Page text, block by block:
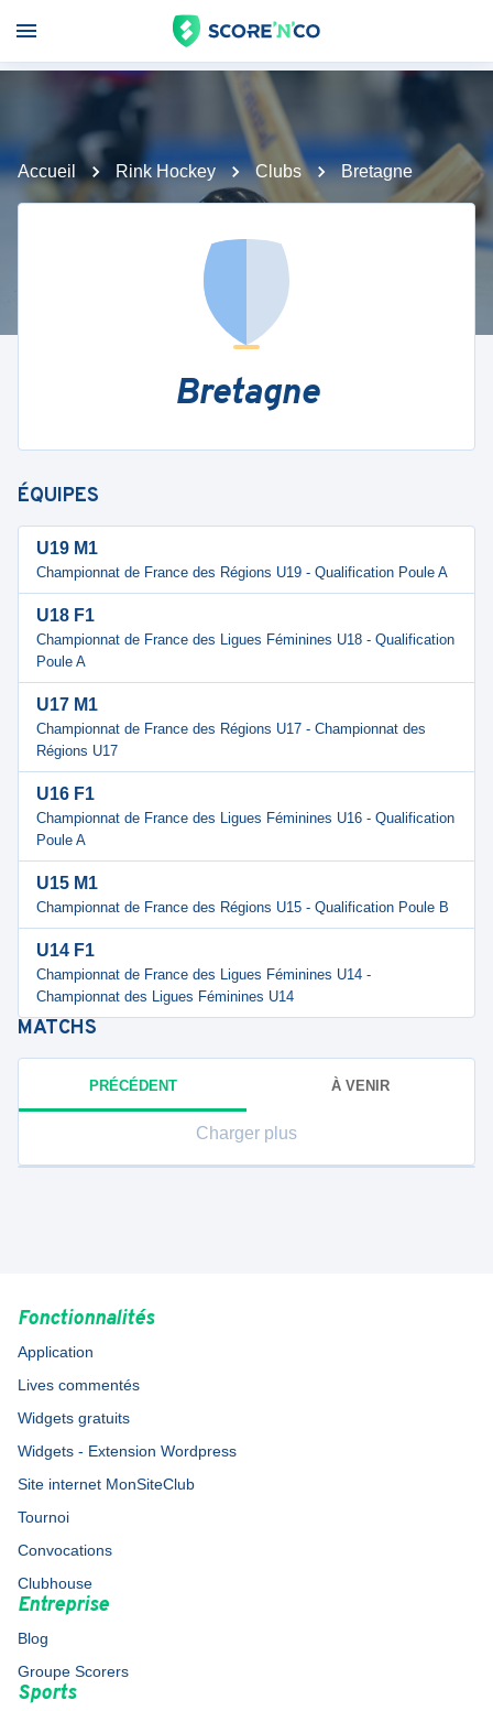
Accueil Rink Hockey Clubs Bretagne
Bretagne
ÉQUIPES
U19 M1
Championnat de France des Régions U19 - Qualification Poule A
U18 F1
Championnat de France des Ligues Féminines U18 - Qualification
Poule A
U17 M1
Championnat de France des Régions U17 - Championnat des
Régions U17
U16 F1
Championnat de France des Ligues Féminines U16 - Qualification
Poule A
U15 M1
Championnat de France des Régions U15 - Qualification Poule B
U14 F1
Championnat de France des Ligues Féminines U14 -
Championnat des Ligues Féminines U14
MATCHS
PRÉCÉDENT À VENIR
Charger plus
Fonctionnalités
Application
Lives commentés
Widgets gratuits
Widgets - Extension Wordpress
Site internet MonSiteClub
Tournoi
Convocations
Clubhouse
Entreprise
Blog
Groupe Scorers
Sports